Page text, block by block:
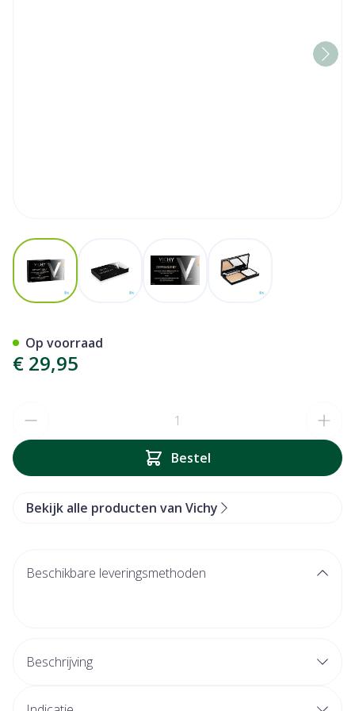
View larger image
€ 29,95
Bestel
Op voorraad
Bekijk alle producten van Vichy
Beschikbare leveringsmethoden
Beschrijving